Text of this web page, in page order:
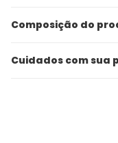
Composição do
Cuidados com sua